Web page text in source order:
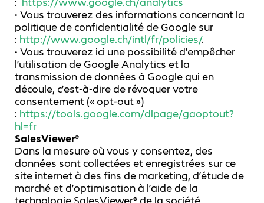
• Vous trouverez des informations concernant la
politique de confidentialité de Google sur
: http://www.google.ch/intl/fr/policies/.
• Vous trouverez ici une possibilité d’empêcher
l’utilisation de Google Analytics et la
transmission de données à Google qui en
découle, c’est-à-dire de révoquer votre
consentement (« opt-out »)
: https://tools.google.com/dlpage/gaoptout?
hl=fr
SalesViewer®
Dans la mesure où vous y consentez, des
données sont collectées et enregistrées sur ce
site internet à des fins de marketing, d’étude de
marché et d’optimisation à l’aide de la